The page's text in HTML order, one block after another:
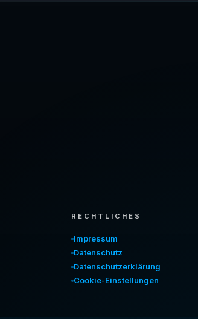
RECHTLICHES
Impressum
Datenschutz
Datenschutzerklärung
Cookie-Einstellungen